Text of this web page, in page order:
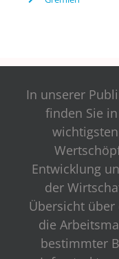
In unserer
finden Sie
Entwicklung
der
Übersicht
die
bestimmter